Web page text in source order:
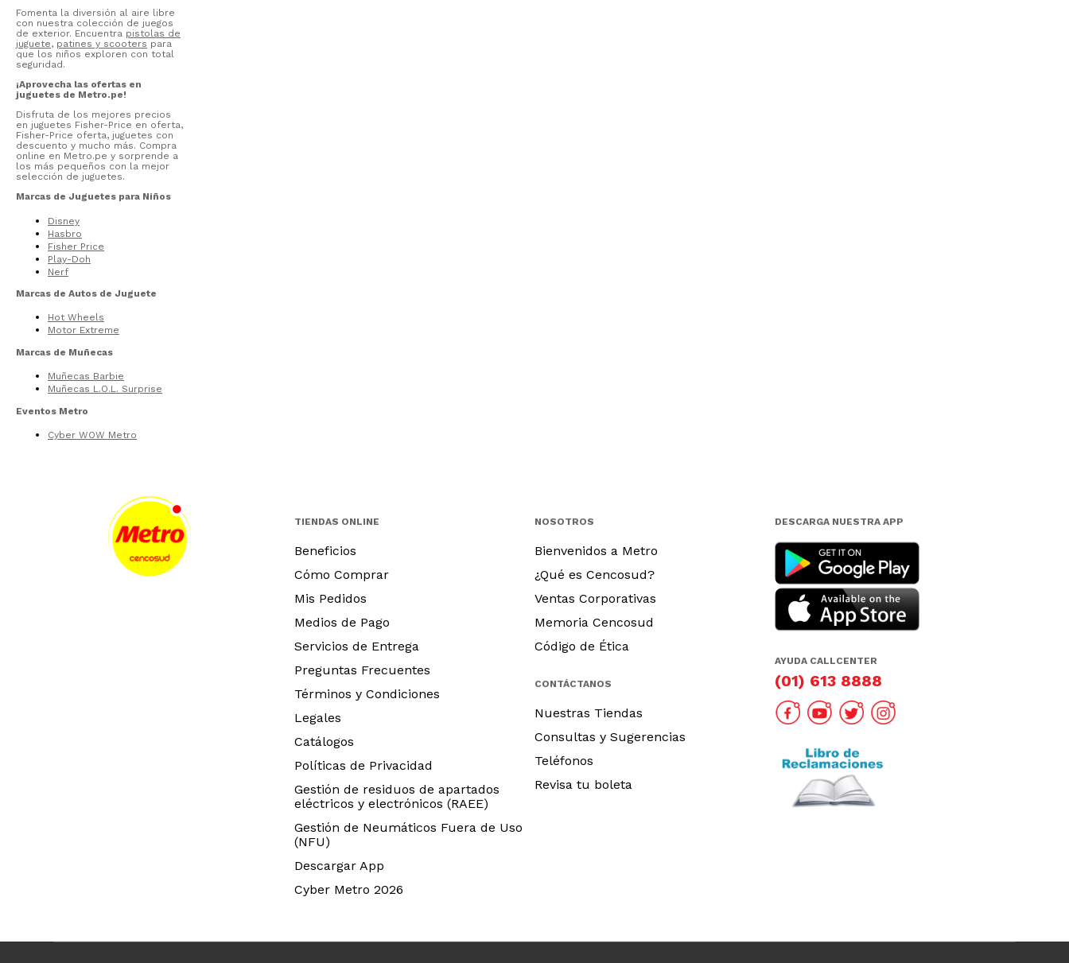
Fomenta la diversión al aire libre
con nuestra colección de juegos
de exterior. Encuentra pistolas de
juguete, patines y scooters para
que los niños exploren con total
seguridad.
¡Aprovecha las ofertas en
juguetes de Metro.pe!
Disfruta de los mejores precios
en juguetes Fisher-Price en oferta,
Fisher-Price oferta, juguetes con
descuento y mucho más. Compra
online en Metro.pe y sorprende a
los más pequeños con la mejor
selección de juguetes.
Marcas de Juguetes para Niños
Disney
Hasbro
Fisher Price
Play-Doh
Nerf
Marcas de Autos de Juguete
Hot Wheels
Motor Extreme
Marcas de Muñecas
Muñecas Barbie
Muñecas L.O.L. Surprise
Eventos Metro
Cyber WOW Metro
TIENDAS ONLINE
Beneficios
Cómo Comprar
Mis Pedidos
Medios de Pago
Servicios de Entrega
Preguntas Frecuentes
Términos y Condiciones
Legales
Catálogos
Políticas de Privacidad
Gestión de residuos de apartados
eléctricos y electrónicos (RAEE)
Gestión de Neumáticos Fuera de Uso
(NFU)
Descargar App
Cyber Metro 2026
NOSOTROS
Bienvenidos a Metro
¿Qué es Cencosud?
Ventas Corporativas
Memoria Cencosud
Código de Ética
CONTÁCTANOS
Nuestras Tiendas
Consultas y Sugerencias
Teléfonos
Revisa tu boleta
DESCARGA NUESTRA APP
AYUDA CALLCENTER
(01) 613 8888